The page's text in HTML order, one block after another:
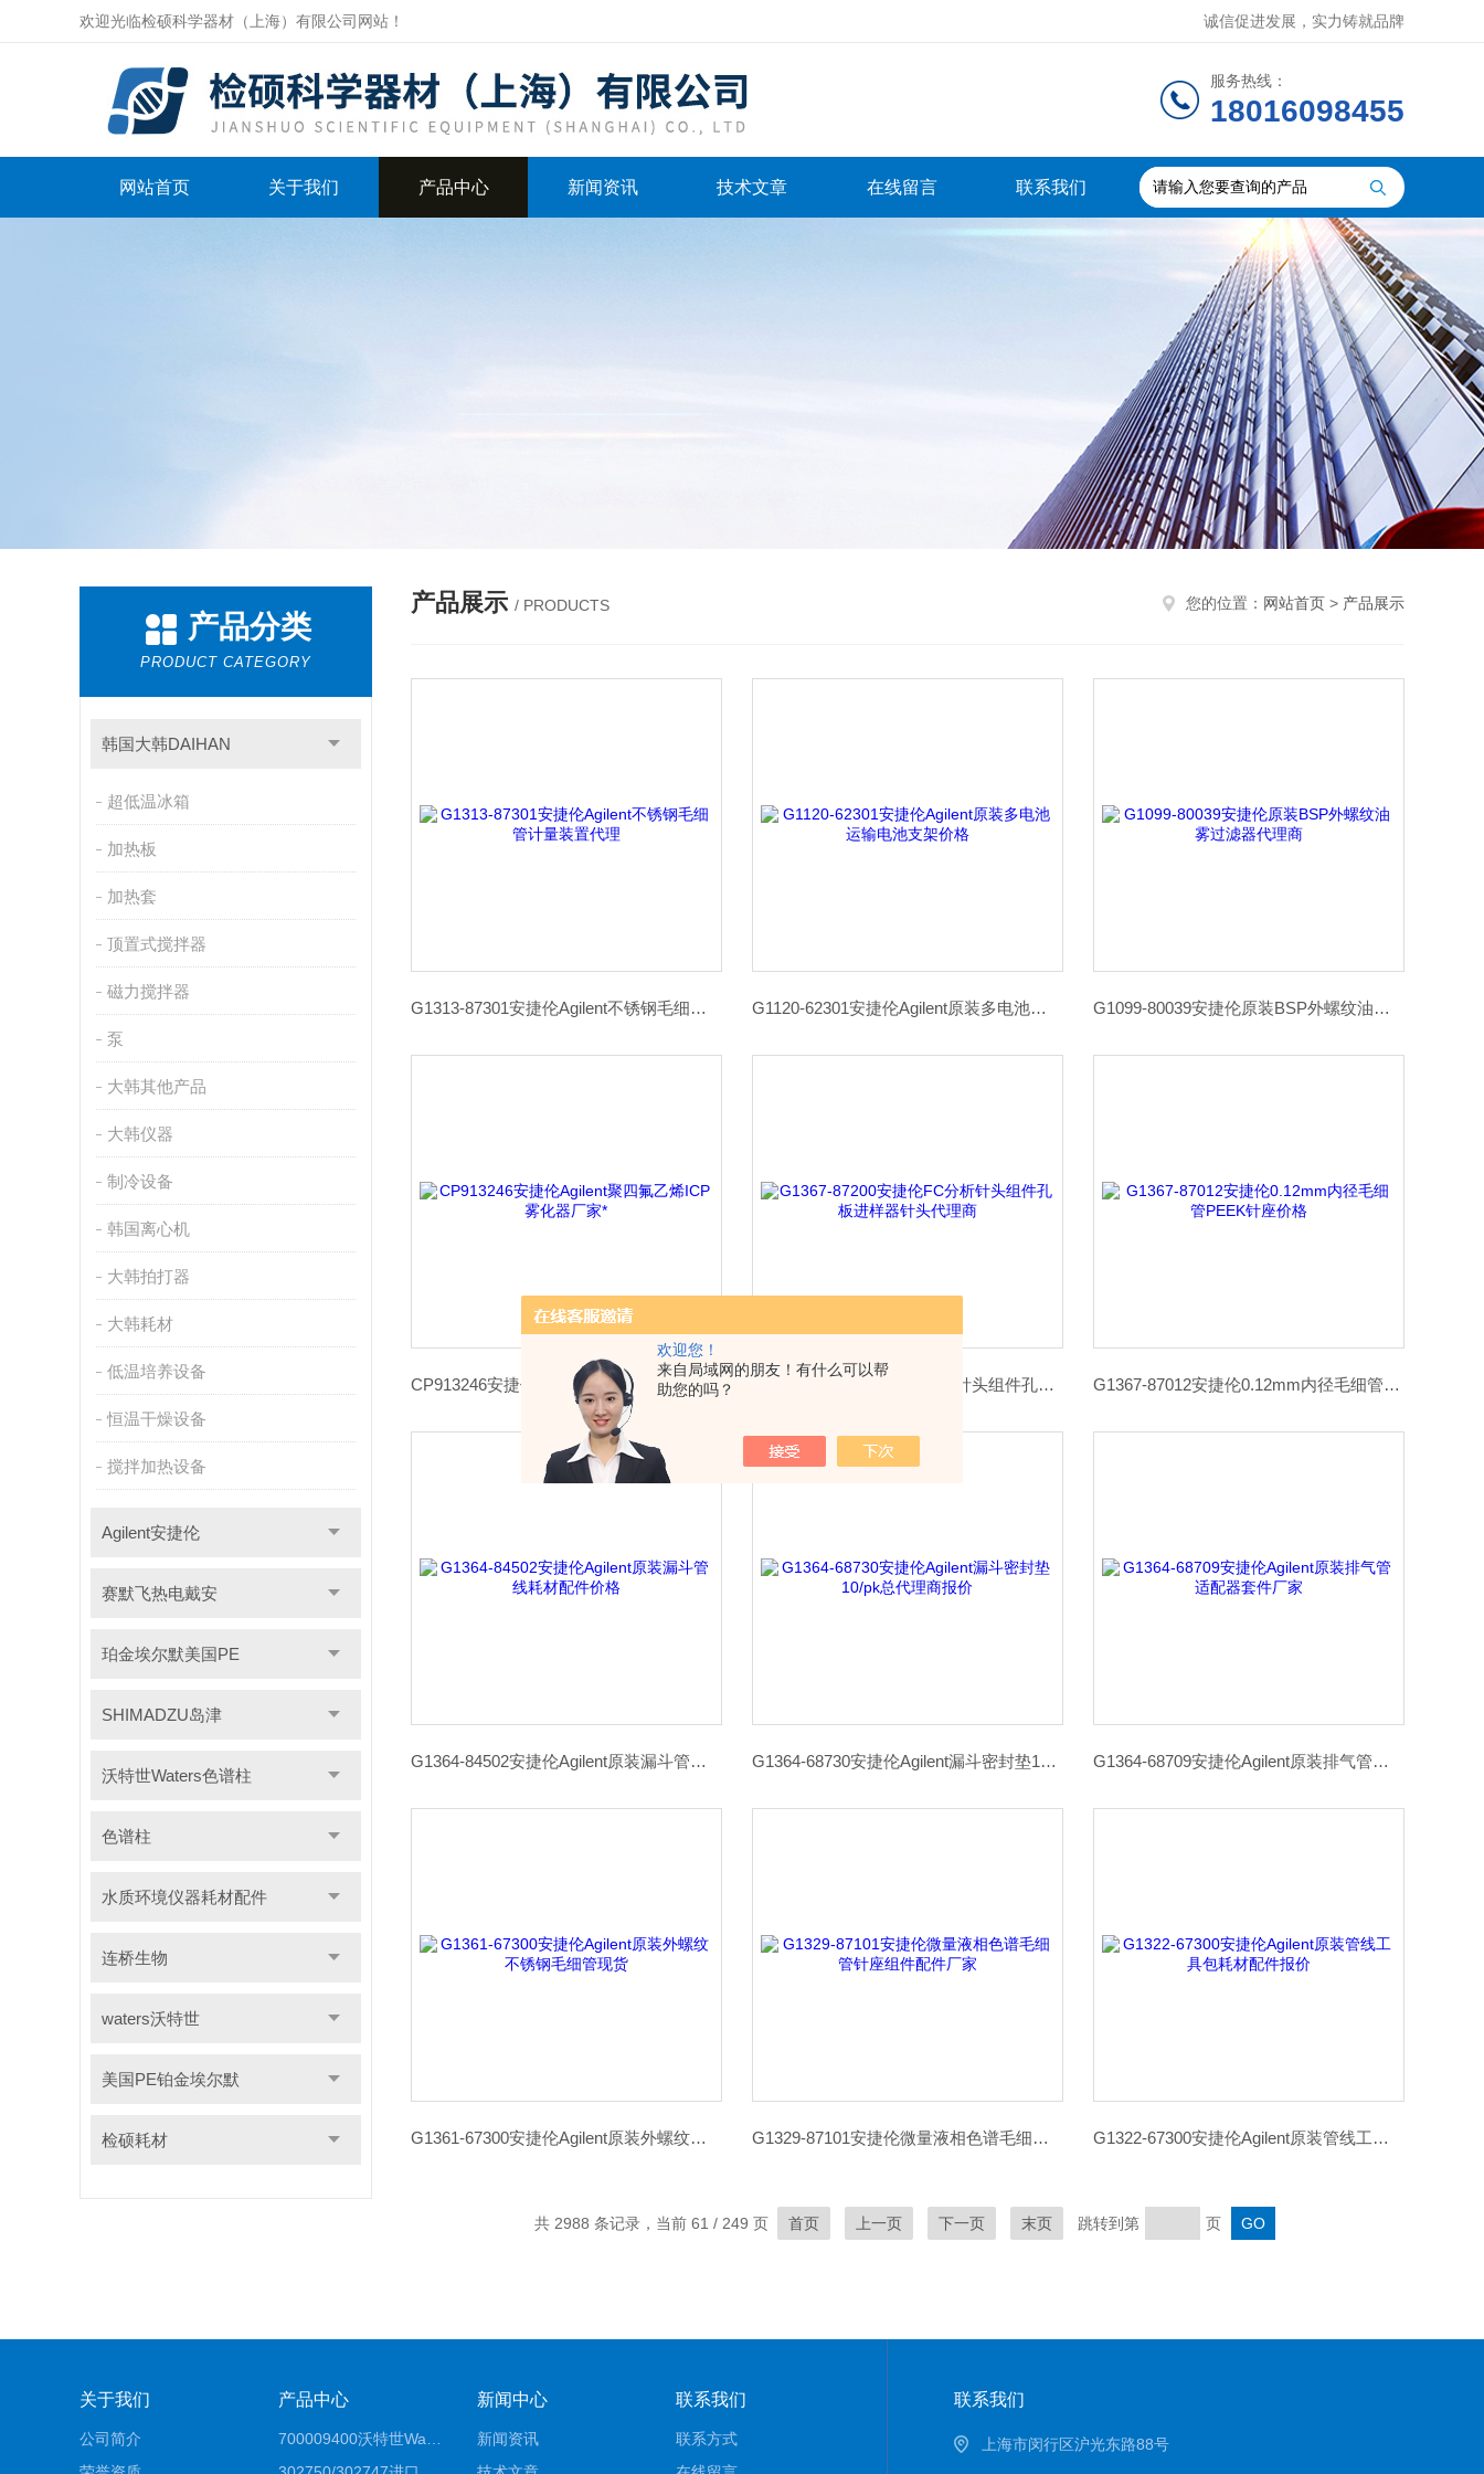
欢迎您！
来自局域网的朋友！有什么可以帮
助您的吗？
欢迎光临检硕科学器材（上海）有限公司网站！ 诚信促进发展，实力铸就品牌
服务热线：
18016098455
网站首页 关于我们 产品中心 新闻资讯 技术文章 在线留言 联系我们
产品分类
PRODUCT CATEGORY
韩国大韩DAIHAN
超低温冰箱
加热板
加热套
顶置式搅拌器
磁力搅拌器
泵
大韩其他产品
大韩仪器
制冷设备
韩国离心机
大韩拍打器
大韩耗材
低温培养设备
恒温干燥设备
搅拌加热设备
Agilent安捷伦
赛默飞热电戴安
珀金埃尔默美国PE
SHIMADZU岛津
沃特世Waters色谱柱
色谱柱
水质环境仪器耗材配件
连桥生物
waters沃特世
美国PE铂金埃尔默
检硕耗材
产品展示 / PRODUCTS 您的位置： 网站首页 > 产品展示
G1313-87301安捷伦Agilent不锈钢毛细管计量装置代理 G1120-62301安捷伦Agilent原装多电池运输电池支架价格 G1099-80039安捷伦原装BSP外螺纹油雾过滤器代理商
CP913246安捷伦Agilent聚四氟乙烯ICP雾化器厂家* G1367-87200安捷伦FC分析针头组件孔板进样器针头代理商 G1367-87012安捷伦0.12mm内径毛细管PEEK针座价格
G1364-84502安捷伦Agilent原装漏斗管线耗材配件价格 G1364-68730安捷伦Agilent漏斗密封垫10/pk总代理商报价 G1364-68709安捷伦Agilent原装排气管适配器套件厂家
G1361-67300安捷伦Agilent原装外螺纹不锈钢毛细管现货 G1329-87101安捷伦微量液相色谱毛细管针座组件配件厂家 G1322-67300安捷伦Agilent原装管线工具包耗材配件报价
共 2988 条记录，当前 61 / 249 页 首页 上一页 下一页 末页 跳转到第 页
关于我们
公司简介
产品中心 新闻中心
新闻资讯
联系我们
联系方式
联系我们
上海市闵行区沪光东路88号